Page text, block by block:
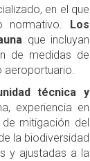
en el que
normativo. Los
que incluyan
de medidas de
aeroportuario.
técnica y
experiencia en
mitigación del
la biodiversidad
y ajustadas a la